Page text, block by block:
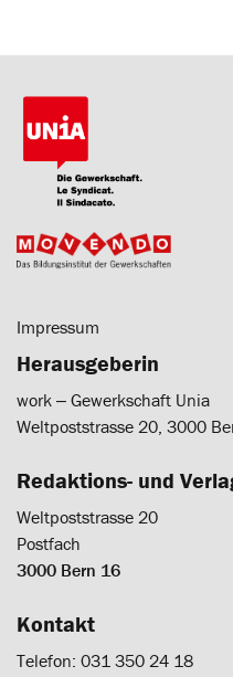
Impressum
Herausgeberin
work ‒ Gewerkschaft Unia
Weltpoststrasse 20, 3000
Redaktions- und
Weltpoststrasse 20
Postfach
3000 Bern 16
Kontakt
Telefon: 031 350 24 18